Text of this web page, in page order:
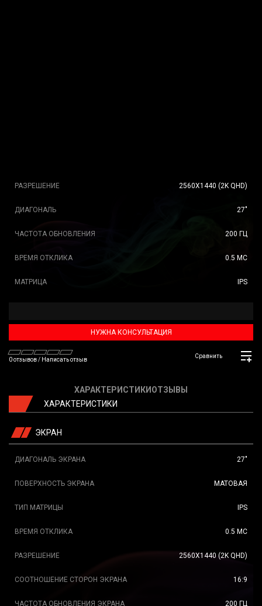
РАЗРЕШЕНИЕ 2560X1440 (2K QHD)
ДИАГОНАЛЬ 27"
ЧАСТОТА ОБНОВЛЕНИЯ 200 ГЦ
ВРЕМЯ ОТКЛИКА 0.5 МС
МАТРИЦА IPS
НУЖНА КОНСУЛЬТАЦИЯ
0 отзывов/ Написать отзыв
Сравнить
ХАРАКТЕРИСТИКИ ОТЗЫВЫ
ХАРАКТЕРИСТИКИ
ЭКРАН
ДИАГОНАЛЬ ЭКРАНА 27"
ПОВЕРХНОСТЬ ЭКРАНА МАТОВАЯ
ТИП МАТРИЦЫ IPS
ВРЕМЯ ОТКЛИКА 0.5 МС
РАЗРЕШЕНИЕ 2560X1440 (2K QHD)
СООТНОШЕНИЕ СТОРОН ЭКРАНА 16:9
ЧАСТОТА ОБНОВЛЕНИЯ ЭКРАНА 200 ГЦ